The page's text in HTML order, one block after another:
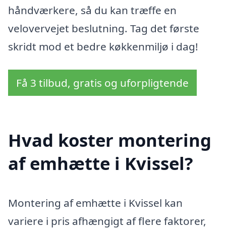
håndværkere, så du kan træffe en
velovervejet beslutning. Tag det første
skridt mod et bedre køkkenmiljø i dag!
Få 3 tilbud, gratis og uforpligtende
Hvad koster montering
af emhætte i Kvissel?
Montering af emhætte i Kvissel kan
variere i pris afhængigt af flere faktorer,